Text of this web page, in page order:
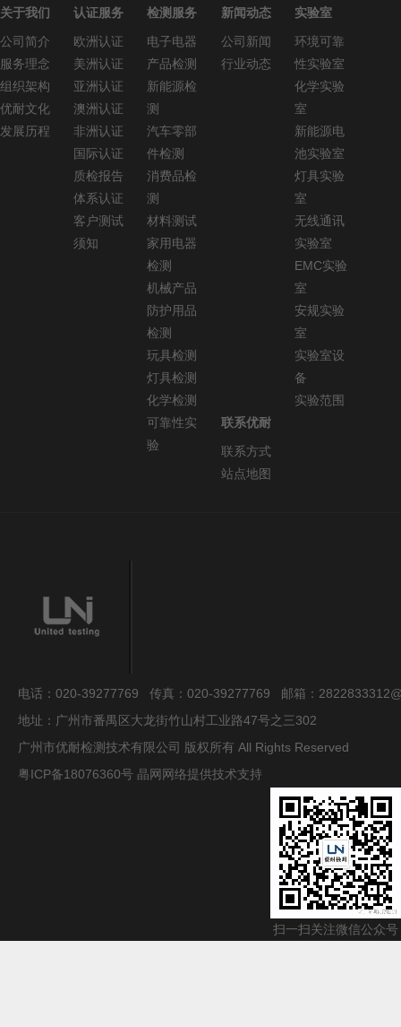
关于我们
公司简介
服务理念
组织架构
优耐文化
发展历程
认证服务
欧洲认证
美洲认证
亚洲认证
澳洲认证
非洲认证
国际认证
质检报告
体系认证
客户测试
须知
检测服务
电子电器
产品检测
新能源检
测
汽车零部
件检测
消费品检
测
材料测试
家用电器
检测
机械产品
防护用品
检测
玩具检测
灯具检测
化学检测
可靠性实
验
新闻动态
公司新闻
行业动态
实验室
环境可靠
性实验室
化学实验
室
新能源电
池实验室
灯具实验
室
无线通讯
实验室
EMC实验
室
安规实验
室
实验室设
备
实验范围
联系优耐
联系方式
站点地图
电话：020-39277769 传真：020-39277769 邮箱：
地址：广州市番禺区大龙街竹山村工业路47号之三302
广州市优耐检测技术有限公司 版权所有 All Rights Reserved
粤ICP备18076360号 晶网网络提供技术支持
扫一扫关注微信公众号